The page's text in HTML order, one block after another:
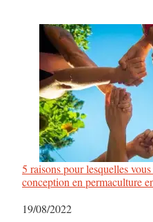
5 raisons pour lesquelles
conception en permaculture
Date
19/08/2022